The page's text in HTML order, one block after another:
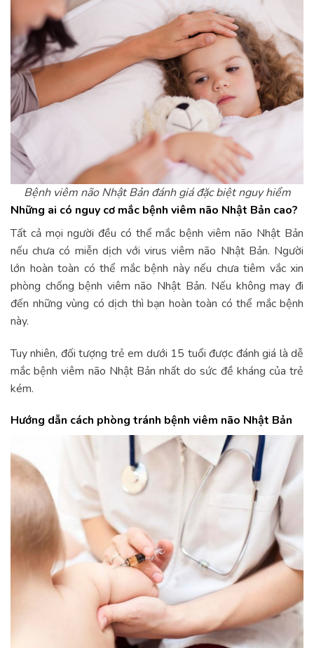
Bệnh viêm não Nhật Bản đánh giá đặc biệt nguy hiểm
Những ai có nguy cơ mắc bệnh viêm não Nhật Bản cao?
Tất cả mọi người đều có thể mắc bệnh viêm não Nhật Bản
nếu chưa có miễn dịch với virus viêm não Nhật Bản. Người
lớn hoàn toàn có thể mắc bệnh này nếu chưa tiêm vắc xin
phòng chống bệnh viêm não Nhật Bản. Nếu không may đi
đến những vùng có dịch thì bạn hoàn toàn có thể mắc bệnh
này.
Tuy nhiên, đối tượng trẻ em dưới 15 tuổi được đánh giá là dễ
mắc bệnh viêm não Nhật Bản nhất do sức đề kháng của trẻ
kém.
Hướng dẫn cách phòng tránh bệnh viêm não Nhật Bản